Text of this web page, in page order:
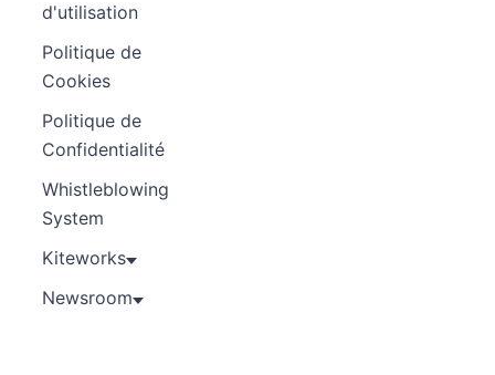
d'utilisation
Politique de
Cookies
Politique de
Confidentialité
Whistleblowing
System
Kiteworks
Newsroom